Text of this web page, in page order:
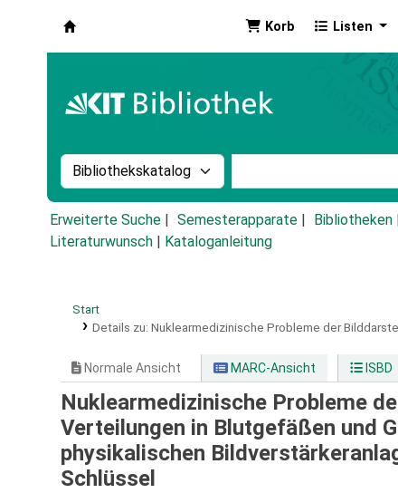
Korb Listen
Suche im Katalog nach:
Erweiterte Suche Semesterapparate Bibliotheken
Literaturwunsch
Kataloganleitung
Start
Details zu: Nuklearmedizinische Probleme der
Normale Ansicht MARC-Ansicht ISBD
Nuklearmedizinische Probleme
Verteilungen in Blutgefäßen und
physikalischen
Schlüssel